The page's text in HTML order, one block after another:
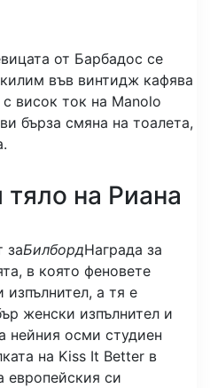
от Барбадос се
във винтидж кафява
висок ток на Manolo
бърза смяна на тоалета,
на Риана
заБилбордНаграда за
в която феновете
изпълнител, а тя е
женски изпълнител и
нейния осми студиен
на Kiss It Better в
европейския си